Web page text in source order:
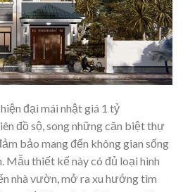
đại mái nhật giá 1 tỷ
đồ sộ, song những căn biệt thự
bảo mang đến không gian sống
Mẫu thiết kế này có đủ loại hình
nhà vườn, mở ra xu hướng tìm